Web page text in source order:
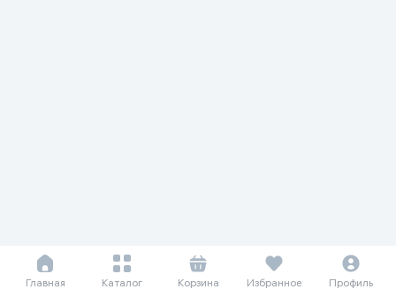
Главная Каталог Корзина Избранное Профиль